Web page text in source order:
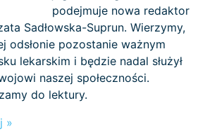
podejmuje nowa redaktor
Sadłowska-Suprun. Wierzymy,
odsłonie pozostanie ważnym
lekarskim i będzie nadal służył
naszej społeczności.
do lektury.
»